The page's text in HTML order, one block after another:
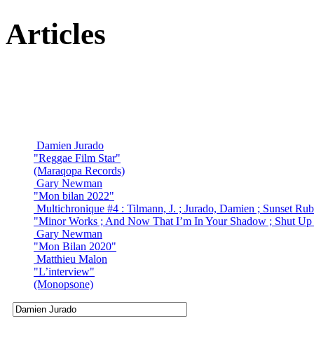
Articles
Damien Jurado
"Reggae Film Star"
(Maraqopa Records)
Gary Newman
"Mon bilan 2022"
Multichronique #4 : Tilmann, J. ; Jurado, Damien ; Sunset
"Minor Works ; And Now That I’m In Your Shadow ; Shut
Gary Newman
"Mon Bilan 2020"
Matthieu Malon
"L’interview"
(Monopsone)